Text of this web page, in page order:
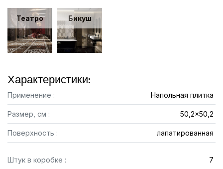
Театро Бикуш
Характеристики:
Применение : Напольная плитка
Размер, см : 50,2x50,2
Поверхность : лапатированная
Штук в коробке : 7